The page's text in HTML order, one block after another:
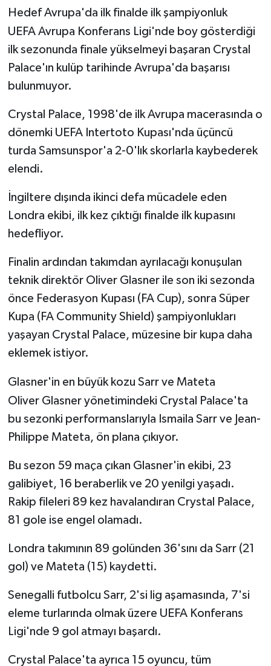
Hedef Avrupa'da ilk finalde ilk şampiyonluk
UEFA Avrupa Konferans Ligi'nde boy gösterdiği
ilk sezonunda finale yükselmeyi başaran Crystal
Palace'ın kulüp tarihinde Avrupa'da başarısı
bulunmuyor.
Crystal Palace, 1998'de ilk Avrupa macerasında o
dönemki UEFA Intertoto Kupası'nda üçüncü
turda Samsunspor'a 2-0'lık skorlarla kaybederek
elendi.
İngiltere dışında ikinci defa mücadele eden
Londra ekibi, ilk kez çıktığı finalde ilk kupasını
hedefliyor.
Finalin ardından takımdan ayrılacağı konuşulan
teknik direktör Oliver Glasner ile son iki sezonda
önce Federasyon Kupası (FA Cup), sonra Süper
Kupa (FA Community Shield) şampiyonlukları
yaşayan Crystal Palace, müzesine bir kupa daha
eklemek istiyor.
Glasner'in en büyük kozu Sarr ve Mateta
Oliver Glasner yönetimindeki Crystal Palace'ta
bu sezonki performanslarıyla Ismaila Sarr ve Jean-
Philippe Mateta, ön plana çıkıyor.
Bu sezon 59 maça çıkan Glasner'in ekibi, 23
galibiyet, 16 beraberlik ve 20 yenilgi yaşadı.
Rakip fileleri 89 kez havalandıran Crystal Palace,
81 gole ise engel olamadı.
Londra takımının 89 golünden 36'sını da Sarr (21
gol) ve Mateta (15) kaydetti.
Senegalli futbolcu Sarr, 2'si lig aşamasında, 7'si
eleme turlarında olmak üzere UEFA Konferans
Ligi'nde 9 gol atmayı başardı.
Crystal Palace'ta ayrıca 15 oyuncu, tüm